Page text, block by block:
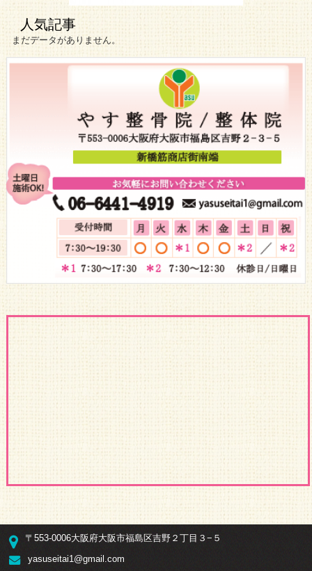
人気記事
まだデータがありません。
〒553-0006大阪府大阪市福島区吉野２丁目３−５
yasuseitai1@gmail.com